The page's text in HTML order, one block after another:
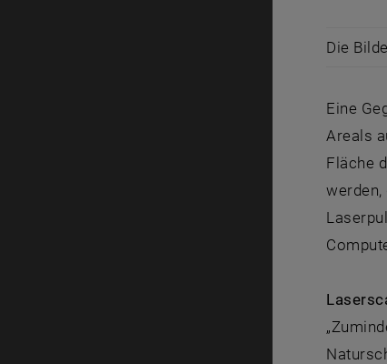
Die
Eine
Areals
Fläche
werden,